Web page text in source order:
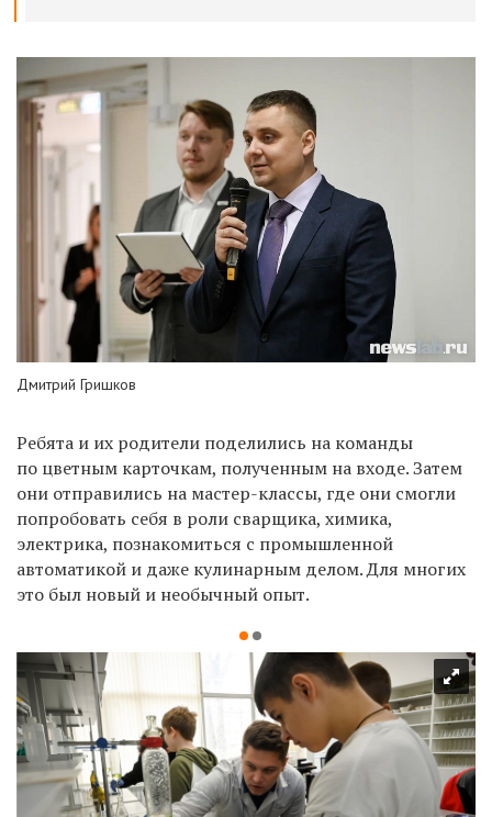
Дмитрий Гришков
Ребята и их родители поделились на команды
по цветным карточкам, полученным на входе. Затем
они отправились на мастер-классы, где они смогли
попробовать себя в роли сварщика, химика,
электрика, познакомиться с промышленной
автоматикой и даже кулинарным делом. Для многих
это был новый и необычный опыт.